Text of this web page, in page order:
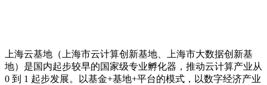
上海云基地 （上海市云计算创新基地、上海市大数据创新基
地）是国内起步较早的国家级专业孵化器，推动云计算产业从
0 到 1 起步发展。以基金+基地+平台的模式，以数字经济产业